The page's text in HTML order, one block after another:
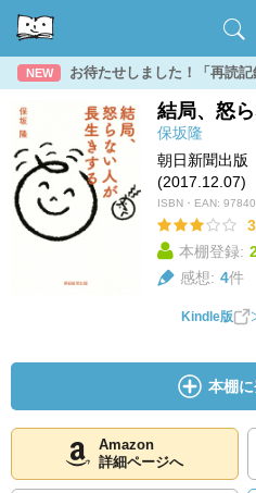
NEW お待たせしました！「再読
結局、怒
保坂隆
朝日新聞出版
(2017.12.07)
ISBN・EAN:
本棚登録:
感想: 4件
Kindle版
本棚
Amazon
詳細ページへ